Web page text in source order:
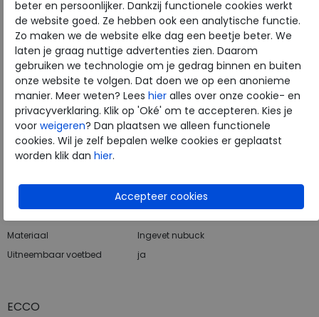
ECCO
Hulp nodig? bel:0229 760 760
Gratis verzending binnen Nederland*
Voor 14:00 uur besteld = dezelfde werkdag verzonden*
Altijd retourneren, binnen 1 werkdag terugbetaald
Merk
ECCO
Fabrikantcode
Coffee
Materiaal
Ingevet nubuck
Uitneembaar voetbed
ja
beter en persoonlijker. Dankzij functionele cookies werkt
de website goed. Ze hebben ook een analytische functie.
Zo maken we de website elke dag een beetje beter. We
laten je graag nuttige advertenties zien. Daarom
gebruiken we technologie om je gedrag binnen en buiten
onze website te volgen. Dat doen we op een anonieme
manier. Meer weten? Lees hier alles over onze cookie- en
privacyverklaring. Klik op 'Oké' om te accepteren. Kies je
voor weigeren? Dan plaatsen we alleen functionele
cookies. Wil je zelf bepalen welke cookies er geplaatst
worden klik dan hier.